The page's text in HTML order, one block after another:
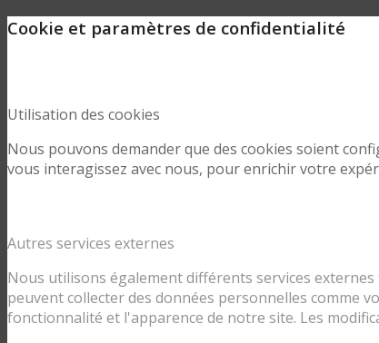
Cookie et paramètres de confidentialité
Utilisation des cookies
Nous pouvons demander que des cookies soient
vous interagissez avec nous, pour enrichir votre
Autres services externes
Nous utilisons également différents services
peuvent collecter des données personnelles comme
fonctionnalité et l'apparence de notre site. Les